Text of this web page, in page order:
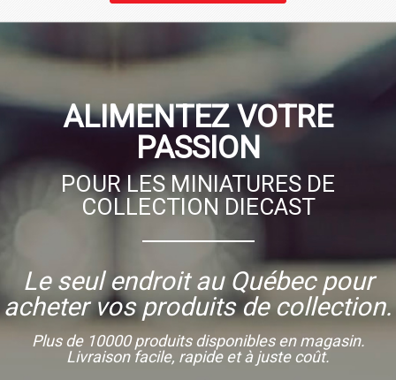
ALIMENTEZ VOTRE
PASSION
POUR LES MINIATURES DE
COLLECTION DIECAST
Le seul endroit au Québec pour
acheter vos produits de collection.
Plus de 10000 produits disponibles en magasin.
Livraison facile, rapide et à juste coût.